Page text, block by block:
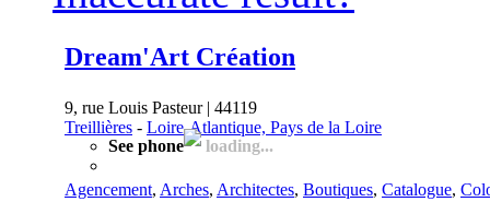
Dream'Art Création
9, rue Louis Pasteur | 44119
Treillières - Loire-Atlantique, Pays de la Loire
See phone
loading...
Agencement, Arches, Architectes, Boutiques, Catalogue,